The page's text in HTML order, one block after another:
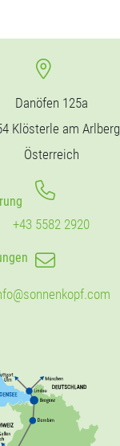
Danöfen 125a
Klösterle am Arlberg
Österreich
+43 5582 2920